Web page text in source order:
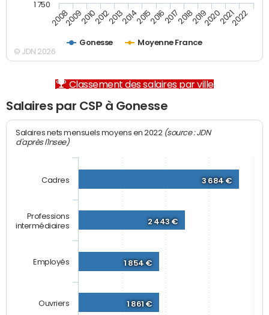
Gonesse Moyenne France
20082009201020122013201420152016201720182019202020212022
1 750
© JDN 2026
Classement des salaires par ville
Salaires par CSP à Gonesse
Salaires nets mensuels moyens en 2022 (source : JDN
d'après l'Insee)
3 684 €
2 443 €
1 854 €
1 861 €
Cadres
Professions
intermédiaires
Employés
Ouvriers